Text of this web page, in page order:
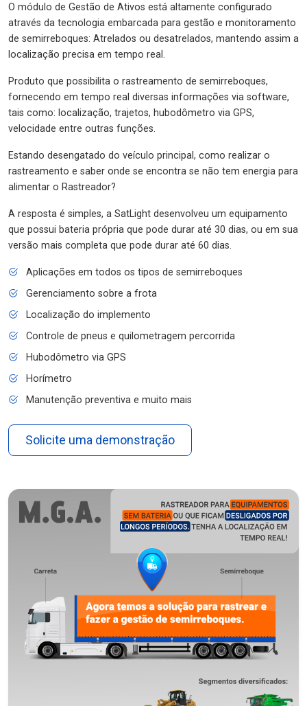
O módulo de Gestão de Ativos está altamente configurado
através da tecnologia embarcada para gestão e monitoramento
de semirreboques: Atrelados ou desatrelados, mantendo assim a
localização precisa em tempo real.
Produto que possibilita o rastreamento de semirreboques,
fornecendo em tempo real diversas informações via software,
tais como: localização, trajetos, hubodômetro via GPS,
velocidade entre outras funções.
Estando desengatado do veículo principal, como realizar o
rastreamento e saber onde se encontra se não tem energia para
alimentar o Rastreador?
A resposta é simples, a SatLight desenvolveu um equipamento
que possui bateria própria que pode durar até 30 dias, ou em sua
versão mais completa que pode durar até 60 dias.
Aplicações em todos os tipos de semirreboques
Gerenciamento sobre a frota
Localização do implemento
Controle de pneus e quilometragem percorrida
Hubodômetro via GPS
Horímetro
Manutenção preventiva e muito mais
Solicite uma demonstração